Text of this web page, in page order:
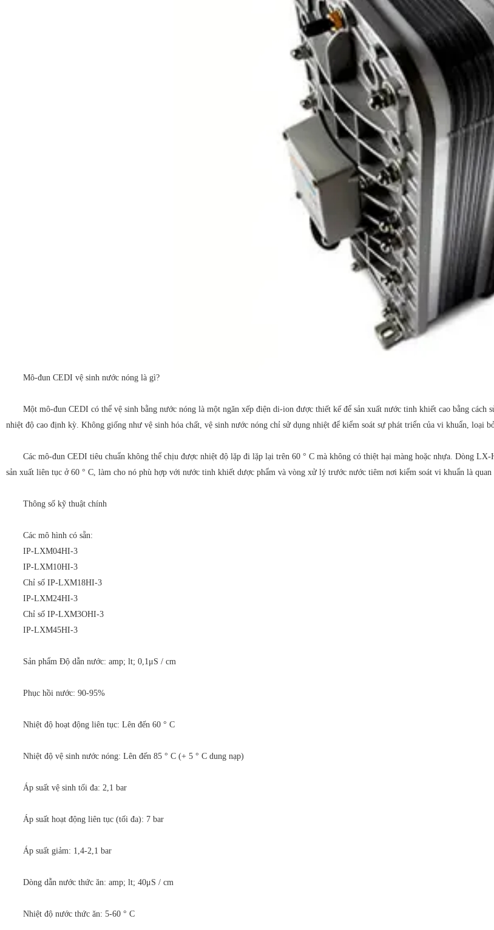
Mô-đun CEDI vệ sinh nước nóng là gì?
Một mô-đun CEDI có thể vệ sinh bằng nước nóng là một ngăn xếp điện di-ion được thiết kế để sản xuất nước tinh khiết cao bằng
nhiệt độ cao định kỳ. Không giống như vệ sinh hóa chất, vệ sinh nước nóng chỉ sử dụng nhiệt để kiểm soát sự phát triển của vi khuẩn, loại
Các mô-đun CEDI tiêu chuẩn không thể chịu được nhiệt độ lặp đi lặp lại trên 60 ° C mà không có thiệt hại màng hoặc nhựa. Dòng
sản xuất liên tục ở 60 ° C, làm cho nó phù hợp với nước tinh khiết dược phẩm và vòng xử lý trước nước tiêm nơi kiểm soát vi khuẩn là quan
Thông số kỹ thuật chính
Các mô hình có sẵn:
IP-LXM04HI-3
IP-LXM10HI-3
Chỉ số IP-LXM18HI-3
IP-LXM24HI-3
Chỉ số IP-LXM3OHI-3
IP-LXM45HI-3
Sản phẩm Độ dẫn nước: amp; lt; 0,1μS / cm
Phục hồi nước: 90-95%
Nhiệt độ hoạt động liên tục: Lên đến 60 ° C
Nhiệt độ vệ sinh nước nóng: Lên đến 85 ° C (+ 5 ° C dung nạp)
Áp suất vệ sinh tối đa: 2,1 bar
Áp suất hoạt động liên tục (tối đa): 7 bar
Áp suất giảm: 1,4-2,1 bar
Dòng dẫn nước thức ăn: amp; lt; 40μS / cm
Nhiệt độ nước thức ăn: 5-60 ° C